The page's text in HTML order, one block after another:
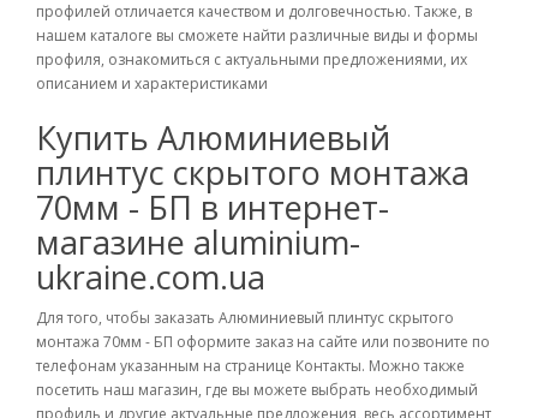
профилей отличается качеством и долговечностью. Также, в
нашем каталоге вы сможете найти различные виды и формы
профиля, ознакомиться с актуальными предложениями, их
описанием и характеристиками
Купить Алюминиевый
плинтус скрытого монтажа
70мм - БП в интернет-
магазине aluminium-
ukraine.com.ua
Для того, чтобы заказать Алюминиевый плинтус скрытого
монтажа 70мм - БП оформите заказ на сайте или позвоните по
телефонам указанным на странице Контакты. Можно также
посетить наш магазин, где вы можете выбрать необходимый
профиль и другие актуальные предложения, весь ассортимент